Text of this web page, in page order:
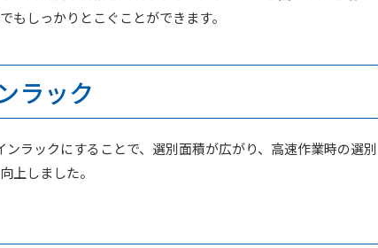
もしっかりとこぐことができます。
ラック
ンラックにすることで、選別面積が広がり、高速作業時の選別
上しました。